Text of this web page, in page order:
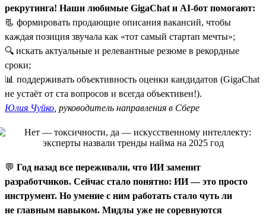
рекрутинга! Наши любимые GigaChat и AI-бот помогают:
📃 формировать продающие описания вакансий, чтобы
каждая позиция звучала как «тот самый стартап мечты»;
🔍 искать актуальные и релевантные резюме в рекордные
сроки;
📊 поддерживать объективность оценки кандидатов (GigaChat
не устаёт от ста вопросов и всегда объективен!).
Юлия Чуйко , руководитель направления в Сбере
💬 Год назад все переживали, что ИИ заменит
разработчиков. Сейчас стало понятно: ИИ — это просто
инструмент. Но умение с ним работать стало чуть ли
не главным навыком. Мидлы уже не соревнуются